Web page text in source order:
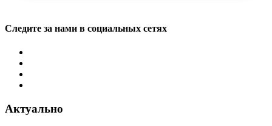
Следите за нами в социальных сетях
Актуально